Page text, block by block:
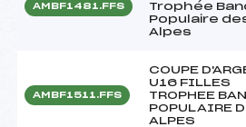
AMBF1481.FFS
Trophée
Populaire
Alpes
AMBF1511.FFS
COUPE
U16 FILLES
TROPHEE
POPULAIRE
ALPES